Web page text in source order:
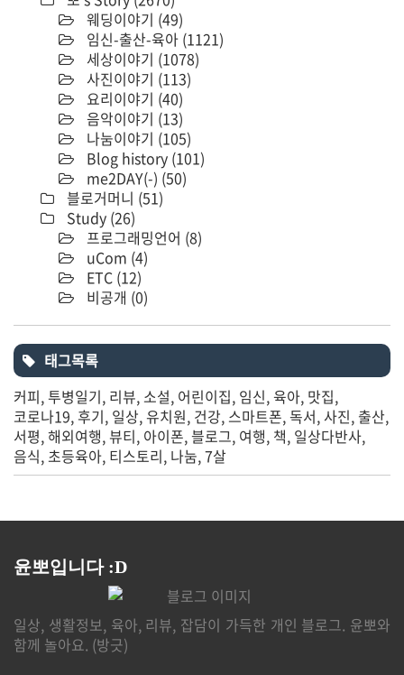
웨딩이야기 (49)
임신-출산-육아 (1121)
세상이야기 (1078)
사진이야기 (113)
요리이야기 (40)
음악이야기 (13)
나눔이야기 (105)
Blog history (101)
me2DAY(-) (50)
블로거머니 (51)
Study (26)
프로그래밍언어 (8)
uCom (4)
ETC (12)
비공개 (0)
태그목록
커피 투병일기 리뷰 소설 어린이집 임신 육아 맛집
코로나19 후기 일상 유치원 건강 스마트폰 독서 사진 출산
서평 해외여행 뷰티 아이폰 블로그 여행 책 일상다반사
음식 초등육아 티스토리 나눔 7살
윤뽀입니다 :D
일상, 생활정보, 육아, 리뷰, 잡담이 가득한 개인 블로그. 윤뽀와
함께 놀아요. (방긋)